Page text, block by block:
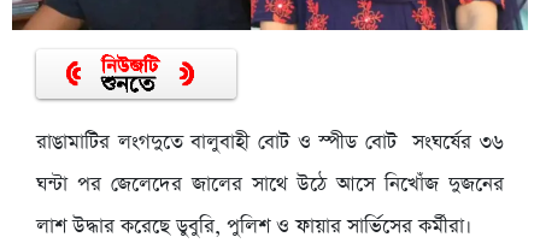
রাঙামাটির লংগদুতে বালুবাহী বোট ও স্পীড বোট সংঘর্ষের ৩৬
ঘন্টা পর জেলেদের জালের সাথে উঠে আসে নিখোঁজ দুজনের
লাশ উদ্ধার করেছে ডুবুরি, পুলিশ ও ফায়ার সার্ভিসের কর্মীরা।